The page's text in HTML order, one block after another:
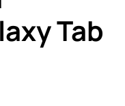
Tab